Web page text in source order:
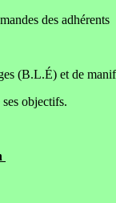
des adhérents
(B.L.É) et de
objectifs.